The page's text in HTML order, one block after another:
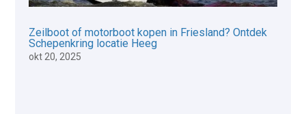
Zeilboot of motorboot kopen in Friesland? Ontdek
Schepenkring locatie Heeg
okt 20, 2025